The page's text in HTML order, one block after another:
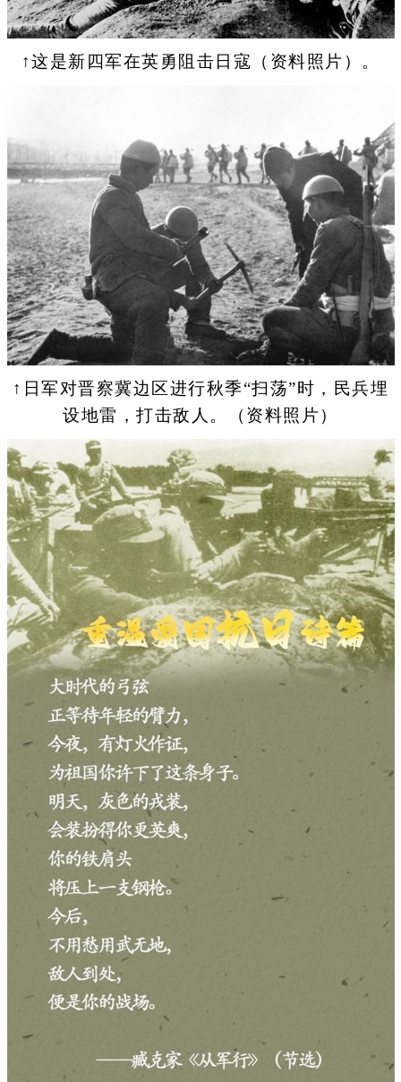
↑这是新四军在英勇阻击日寇（资料照片）。
↑日军对晋察冀边区进行秋季“扫荡”时，民兵埋
设地雷，打击敌人。（资料照片）